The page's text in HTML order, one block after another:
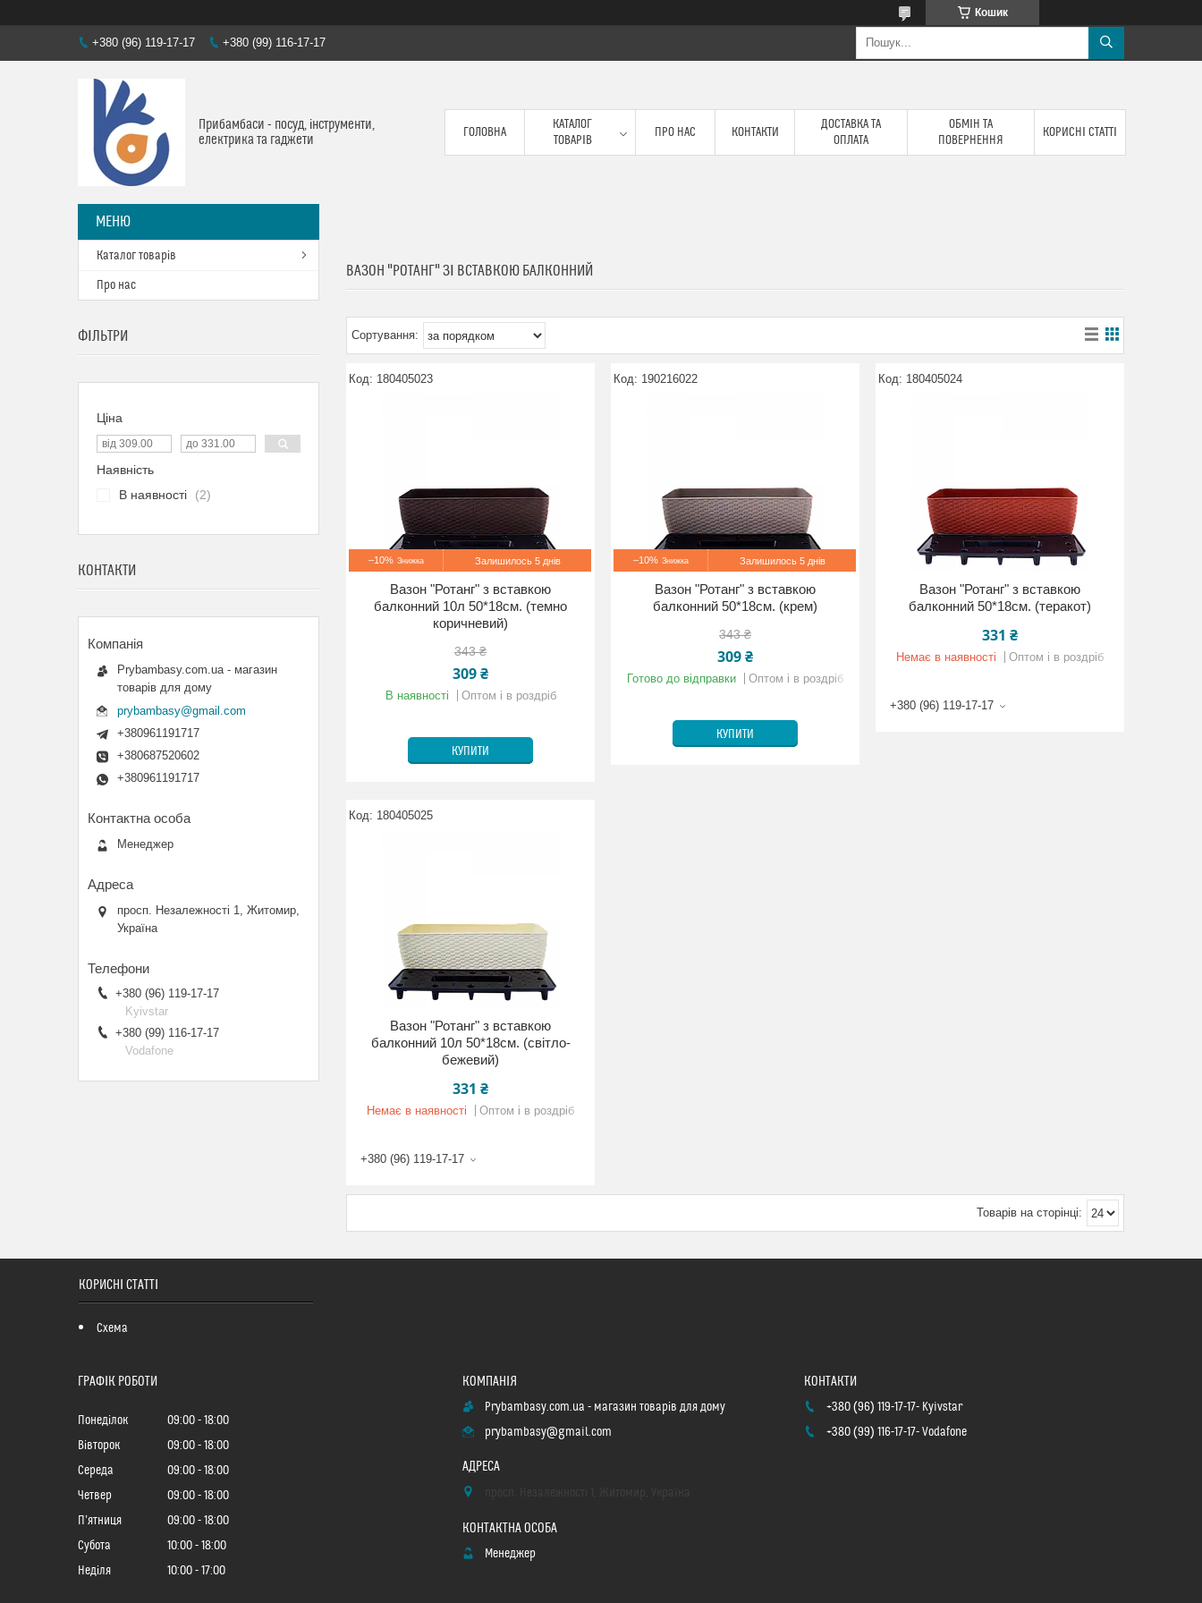
Кошик
+380 (96) 119-17-17 +380 (99) 116-17-17
Прибамбаси - посуд, інструменти,
електрика та гаджети
ГОЛОВНА
КАТАЛОГ
ТОВАРІВ
ПРО НАС КОНТАКТИ
ДОСТАВКА ТА
ОПЛАТА
ОБМІН ТА
ПОВЕРНЕННЯ
КОРИСНІ СТАТТІ
ВАЗОН "РОТАНГ" ЗІ ВСТАВКОЮ БАЛКОННИЙ
180405023
–10% Залишилось 5 днів
Вазон "Ротанг" з вставкою
балконний 10л 50*18см. (темно
коричневий)
343 ₴
309 ₴
В наявності Оптом і в роздріб
КУПИТИ
190216022
–10% Залишилось 5 днів
Вазон "Ротанг" з вставкою
балконний 50*18см. (крем)
343 ₴
309 ₴
Готово до відправки Оптом і в роздріб
КУПИТИ
180405024
Вазон "Ротанг" з вставкою
балконний 50*18см. (теракот)
331 ₴
Немає в наявності Оптом і в роздріб
+380 (96) 119-17-17
180405025
Вазон "Ротанг" з вставкою
балконний 10л 50*18см. (світло-
бежевий)
331 ₴
Немає в наявності Оптом і в роздріб
+380 (96) 119-17-17
Каталог товарів
Про нас
ФІЛЬТРИ
Ціна
Наявність
В наявності
2
КОНТАКТИ
Prybambasy.com.ua - магазин
товарів для дому
prybambasy@gmail.com
+380961191717
+380687520602
+380961191717
Менеджер
просп. Незалежності 1, Житомир,
Україна
+380 (96) 119-17-17
Kyivstar
+380 (99) 116-17-17
Vodafone
КОРИСНІ СТАТТІ
Схема
ГРАФІК РОБОТИ
Понеділок 09:00
18:00
Вівторок
09:00
18:00
Середа
09:00
18:00
Четвер
09:00
18:00
Пʼятниця
09:00
18:00
Субота
10:00
18:00
Неділя
10:00 17:00
Prybambasy.com.ua - магазин товарів для дому
prybambasy@gmail.com
Менеджер
+380 (96) 119-17-17 Kyivstar
+380 (99) 116-17-17 Vodafone